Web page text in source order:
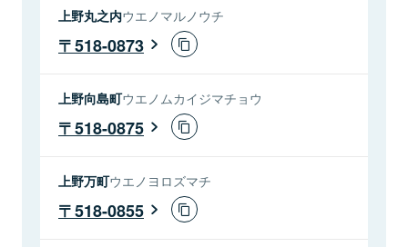
上野丸之内ウエノマルノウチ
518-0873
上野向島町ウエノムカイジマチョウ
518-0875
上野万町ウエノヨロズマチ
518-0855